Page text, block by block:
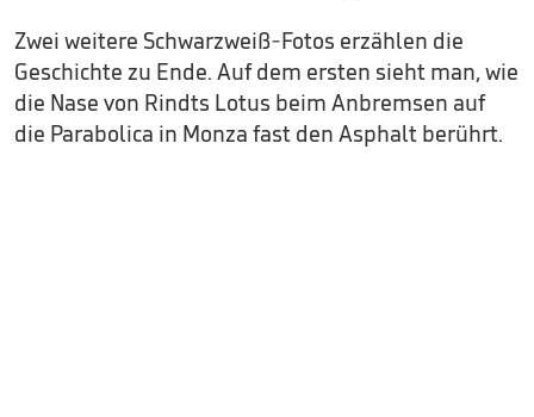
Zwei weitere Schwarzweiß-Fotos erzählen die
Geschichte zu Ende. Auf dem ersten sieht man, wie
die Nase von Rindts Lotus beim Anbremsen auf
die Parabolica in Monza fast den Asphalt berührt.